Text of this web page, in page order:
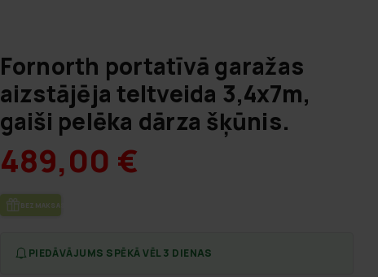
Fornorth portatīvā garažas
aizstājēja teltveida 3,4x7m,
gaiši pelēka dārza šķūnis.
489,00 €
BEZ­MAK­SAS PIE­GĀ­DE
PIEDĀVĀJUMS SPĒKĀ VĒL 3 DIENAS